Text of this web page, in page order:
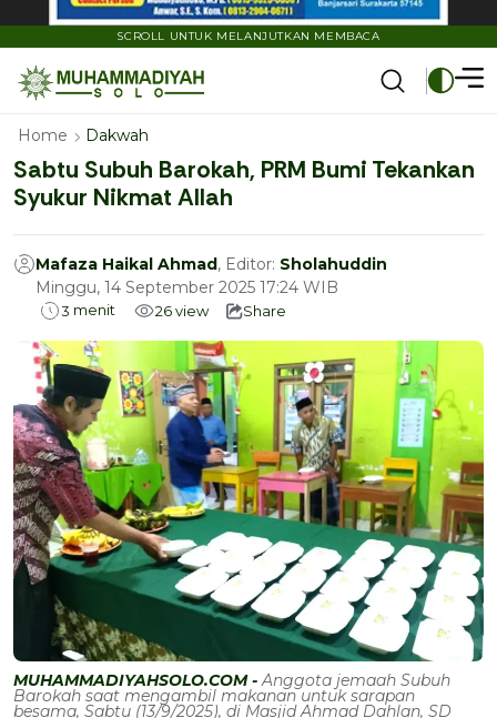
SCROLL UNTUK MELANJUTKAN MEMBACA
Home Dakwah
Sabtu Subuh Barokah, PRM Bumi Tekankan
Syukur Nikmat Allah
Mafaza Haikal Ahmad, Editor: Sholahuddin
Minggu, 14 September 2025 17:24 WIB
3 menit 26view Share
MUHAMMADIYAHSOLO.COM -Anggota jemaah Subuh
Barokah saat mengambil makanan untuk sarapan
besama, Sabtu (13/9/2025), di Masjid Ahmad Dahlan, SD